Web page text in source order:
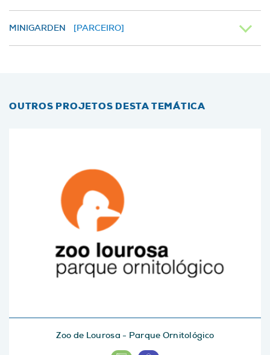
MINIGARDEN [PARCEIRO]
OUTROS PROJETOS DESTA TEMÁTICA
Zoo de Lourosa - Parque Ornitológico